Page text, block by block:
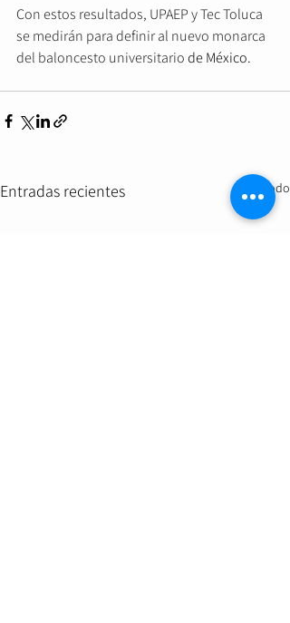
Con estos resultados, UPAEP y Tec Toluca
se medirán para definir al nuevo monarca
del baloncesto universitario de México.
Entradas recientes Ver todo